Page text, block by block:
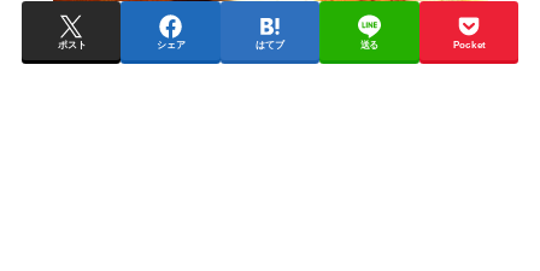
ポスト シェア はてブ 送る Pocket